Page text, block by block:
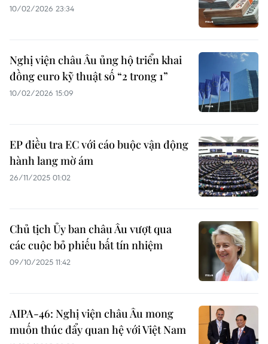
10/02/2026 23:34
Nghị viện châu Âu ủng hộ triển khai
đồng euro kỹ thuật số “2 trong 1”
10/02/2026 15:09
EP điều tra EC với cáo buộc vận động
hành lang mờ ám
26/11/2025 01:02
Chủ tịch Ủy ban châu Âu vượt qua
các cuộc bỏ phiếu bất tín nhiệm
09/10/2025 11:42
AIPA-46: Nghị viện châu Âu mong
muốn thúc đẩy quan hệ với Việt Nam